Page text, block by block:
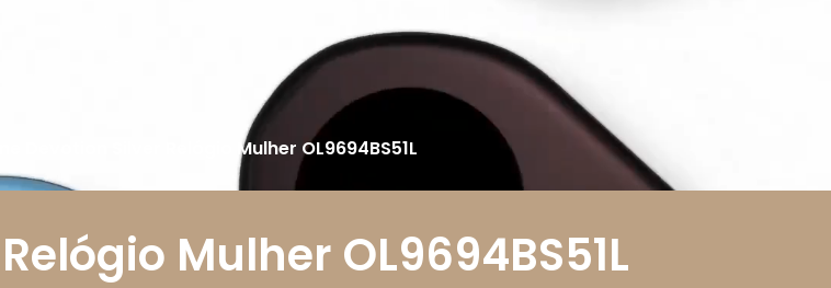
Devotion Silver Relógio Mulher OL9694BS51L
Mulher OL9694BS51L